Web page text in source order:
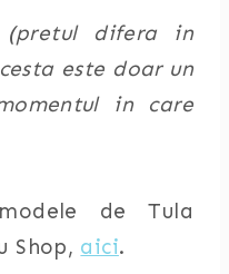
(pretul difera in
este doar un
in care
de Tula
Shop, aici.